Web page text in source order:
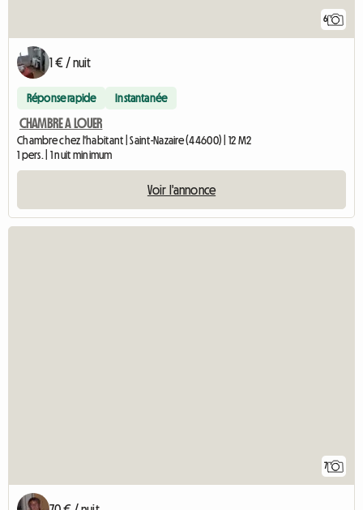
6
1 € / nuit
Réponse rapide Instantanée
CHAMBRE A LOUER
Chambre chez l'habitant | Saint-Nazaire (44600) | 12 M2
1 pers. | 1 nuit minimum
Voir l'annonce
7